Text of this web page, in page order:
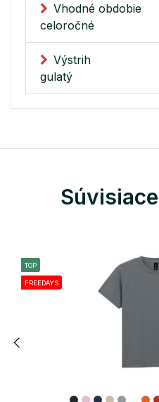
Vhodné obdobie
celoročné
Výstrih
gulatý
TOP
FREEDAYS